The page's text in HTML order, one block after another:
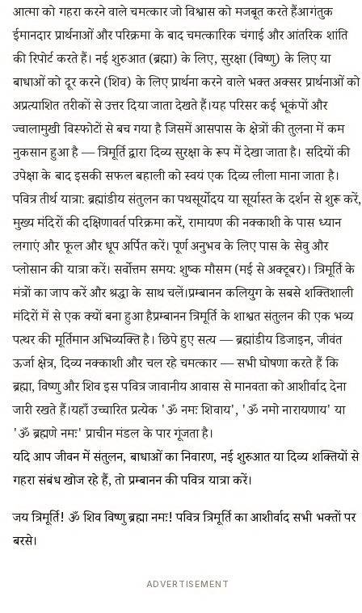
आत्मा को गहरा करने वाले चमत्कार जो विश्वास को मजबूत करते हैंआगंतुक
ईमानदार प्रार्थनाओं और परिक्रमा के बाद चमत्कारिक चंगाई और आंतरिक शांति
की रिपोर्ट करते हैं। नई शुरुआत (ब्रह्मा) के लिए, सुरक्षा (विष्णु) के लिए या
बाधाओं को दूर करने (शिव) के लिए प्रार्थना करने वाले भक्त अक्सर प्रार्थनाओं को
अप्रत्याशित तरीकों से उत्तर दिया जाता देखते हैं।यह परिसर कई भूकंपों और
ज्वालामुखी विस्फोटों से बच गया है जिसमें आसपास के क्षेत्रों की तुलना में कम
नुकसान हुआ है — त्रिमूर्ति द्वारा दिव्य सुरक्षा के रूप में देखा जाता है। सदियों की
उपेक्षा के बाद इसकी सफल बहाली को स्वयं एक दिव्य लीला माना जाता है।
पवित्र तीर्थ यात्रा: ब्रह्मांडीय संतुलन का पथसूर्योदय या सूर्यास्त के दर्शन से शुरू करें,
मुख्य मंदिरों की दक्षिणावर्त परिक्रमा करें, रामायण की नक्काशी के पास ध्यान
लगाएं और फूल और धूप अर्पित करें। पूर्ण अनुभव के लिए पास के सेवु और
प्लोसान की यात्रा करें। सर्वोत्तम समय: शुष्क मौसम (मई से अक्टूबर)। त्रिमूर्ति के
मंत्रों का जाप करें और श्रद्धा के साथ चलें।प्रम्बानन कलियुग के सबसे शक्तिशाली
मंदिरों में से एक क्यों बना हुआ हैप्रम्बानन त्रिमूर्ति के शाश्वत संतुलन की एक भव्य
पत्थर की मूर्तिमान अभिव्यक्ति है। छिपे हुए सत्य — ब्रह्मांडीय डिजाइन, जीवंत
ऊर्जा क्षेत्र, दिव्य नक्काशी और चल रहे चमत्कार — सभी घोषणा करते हैं कि
ब्रह्मा, विष्णु और शिव इस पवित्र जावानीय आवास से मानवता को आशीर्वाद देना
जारी रखते हैं।यहाँ उच्चारित प्रत्येक 'ॐ नमः शिवाय', 'ॐ नमो नारायणाय' या
'ॐ ब्रह्मणे नमः' प्राचीन मंडल के पार गूंजता है।
यदि आप जीवन में संतुलन, बाधाओं का निवारण, नई शुरुआत या दिव्य शक्तियों से
गहरा संबंध खोज रहे हैं, तो प्रम्बानन की पवित्र यात्रा करें।
जय त्रिमूर्ति! ॐ शिव विष्णु ब्रह्मा नमः! पवित्र त्रिमूर्ति का आशीर्वाद सभी भक्तों पर
बरसे।
ADVERTISEMENT